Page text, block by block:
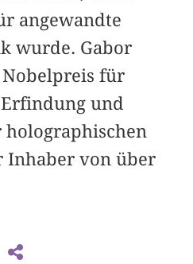
angewandte
wurde. Gabor
für
und
Inhaber von über